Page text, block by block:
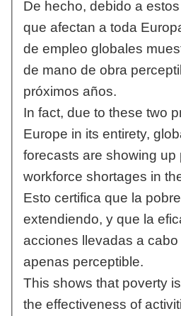
De hecho, debido a
que afectan a toda
de empleo globales
de mano de obra
próximos años.
In fact, due to these two
Europe in its entirety,
forecasts are showing up
workforce shortages in
Esto certifica que la
extendiendo, y que la
acciones llevadas a
apenas perceptible.
This shows that poverty
the effectiveness of